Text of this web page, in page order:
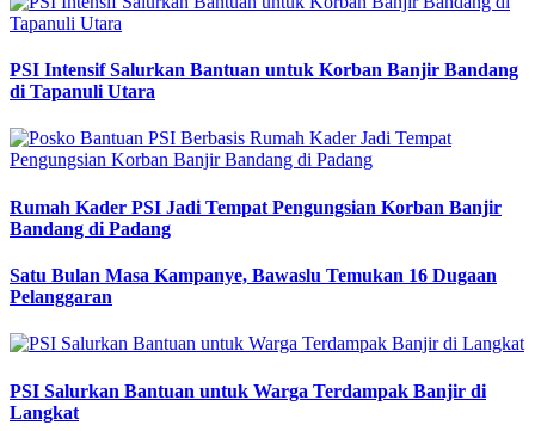
PSI Intensif Salurkan Bantuan untuk Korban Banjir Bandang
di Tapanuli Utara
Rumah Kader PSI Jadi Tempat Pengungsian Korban Banjir
Bandang di Padang
Satu Bulan Masa Kampanye, Bawaslu Temukan 16 Dugaan
Pelanggaran
PSI Salurkan Bantuan untuk Warga Terdampak Banjir di
Langkat